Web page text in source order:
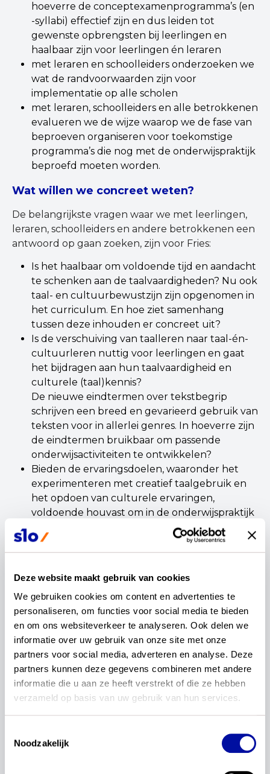
Deze website maakt gebruik van cookies
We gebruiken cookies om content en advertenties te
personaliseren, om functies voor social media te bieden
en om ons websiteverkeer te analyseren. Ook delen we
informatie over uw gebruik van onze site met onze
partners voor social media, adverteren en analyse. Deze
partners kunnen deze gegevens combineren met andere
informatie die u aan ze heeft verstrekt of die ze hebben
verzameld op basis van uw gebruik van hun services.
Noodzakelijk
hoeverre de conceptexamenprogramma’s (en
-syllabi) effectief zijn en dus leiden tot
gewenste opbrengsten bij leerlingen en
haalbaar zijn voor leerlingen én leraren
met leraren en schoolleiders onderzoeken we
wat de randvoorwaarden zijn voor
implementatie op alle scholen
met leraren, schoolleiders en alle betrokkenen
evalueren we de wijze waarop we de fase van
beproeven organiseren voor toekomstige
programma’s die nog met de onderwijspraktijk
beproefd moeten worden.
Wat willen we concreet weten?
De belangrijkste vragen waar we met leerlingen,
leraren, schoolleiders en andere betrokkenen een
antwoord op gaan zoeken, zijn voor Fries:
Is het haalbaar om voldoende tijd en aandacht
te schenken aan de taalvaardigheden? Nu ook
taal- en cultuurbewustzijn zijn opgenomen in
het curriculum. En hoe ziet samenhang
tussen deze inhouden er concreet uit?
Is de verschuiving van taalleren naar taal-én-
cultuurleren nuttig voor leerlingen en gaat
het bijdragen aan hun taalvaardigheid en
culturele (taal)kennis?
De nieuwe eindtermen over tekstbegrip
schrijven een breed en gevarieerd gebruik van
teksten voor in allerlei genres. In hoeverre zijn
de eindtermen bruikbaar om passende
onderwijsactiviteiten te ontwikkelen?
Bieden de ervaringsdoelen, waaronder het
experimenteren met creatief taalgebruik en
het opdoen van culturele ervaringen,
voldoende houvast om in de onderwijspraktijk
betekenisvol en in samenhang met andere
inhouden vorm te geven? En welke
inspanning van een leerling verwachten we
expressieve reacties?
De syllabuscommissie heeft bij domein C1
invalshoeken geschreven die inhoudelijk
richting en ruimte moeten geven aan
onderwijs en toetsing rondom Fries erfgoed. In
hoeverre zijn deze invalshoeken bruikbaar
voor het inrichten van een onderwijs- en
toetsprogramma?
Bieden de conceptexamenprogramma's (en -
syllabi) voldoende richting om betekenisvol te
leerwegen, zowel qua inhoud als niveau?